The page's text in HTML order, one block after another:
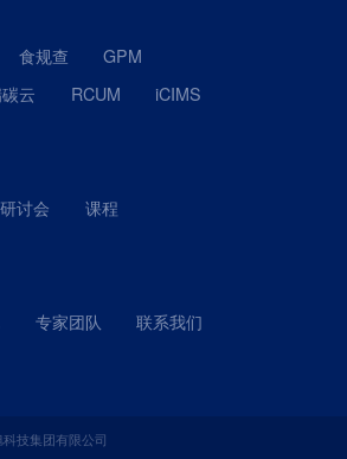
食规查
GPM
云 RCUM iCIMS
讨会 课程
专家团队
联系我们
技集团有限公司